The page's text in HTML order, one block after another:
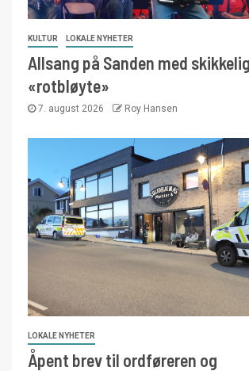
KULTUR LOKALE NYHETER
Allsang på Sanden med skikkelig
«rotbløyte»
7. august 2026 Roy Hansen
LOKALE NYHETER
Åpent brev til ordføreren og